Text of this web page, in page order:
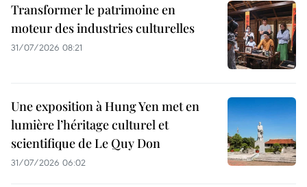
Transformer le patrimoine en
moteur des industries culturelles
31/07/2026 08:21
Une exposition à Hung Yen met en
lumière l’héritage culturel et
scientifique de Le Quy Don
31/07/2026 06:02